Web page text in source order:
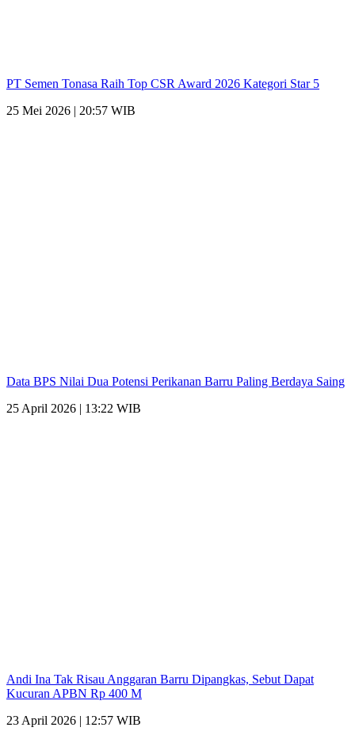
PT Semen Tonasa Raih Top CSR Award 2026 Kategori Star 5
25 Mei 2026 | 20:57 WIB
Data BPS Nilai Dua Potensi Perikanan Barru Paling Berdaya Saing
25 April 2026 | 13:22 WIB
Andi Ina Tak Risau Anggaran Barru Dipangkas, Sebut Dapat
Kucuran APBN Rp 400 M
23 April 2026 | 12:57 WIB